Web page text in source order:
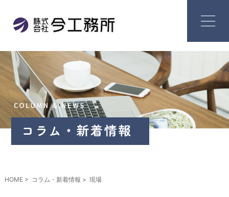
HOME コラム・新着情報 現場